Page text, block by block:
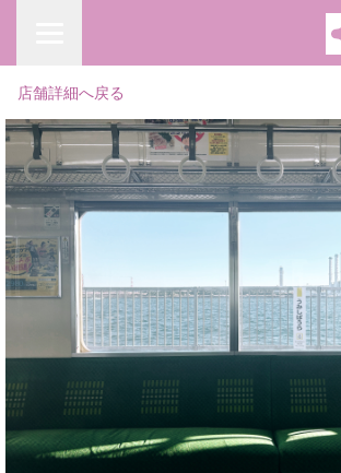
店舗詳細へ戻る